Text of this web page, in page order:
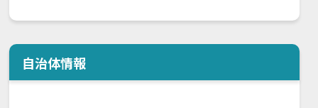
自治体情報